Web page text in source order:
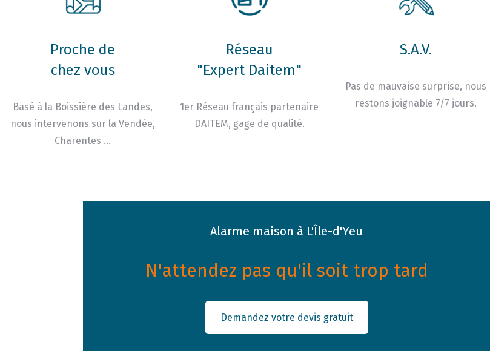
Proche de
chez vous
Basé à la Boissière des Landes,
nous intervenons sur la Vendée,
Charentes …
Réseau
"Expert Daitem"
1er Réseau français partenaire
DAITEM, gage de qualité.
S.A.V.
Pas de mauvaise surprise, nous
restons joignable 7/7 jours.
Alarme maison à L'Île-d'Yeu
N'attendez pas qu'il soit trop tard
Demandez votre devis gratuit